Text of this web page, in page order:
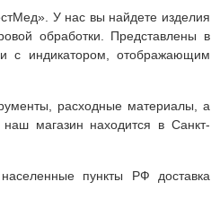
У нас вы найдете изделия
обработки. Представлены в
с индикатором, отображающим
расходные материалы, а
магазин находится в Санкт-
пункты РФ доставка